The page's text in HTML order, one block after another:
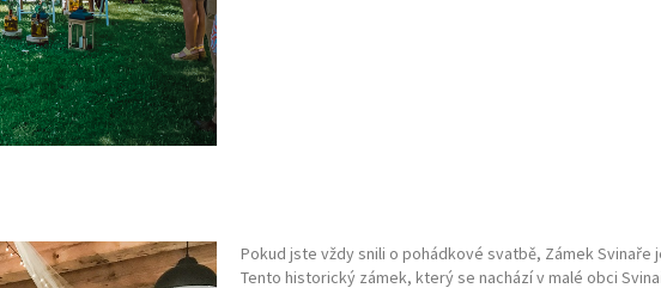
Pokud jste vždy snili o pohádkové svatbě, Zámek Svinaře
Tento historický zámek, který se nachází v malé obci